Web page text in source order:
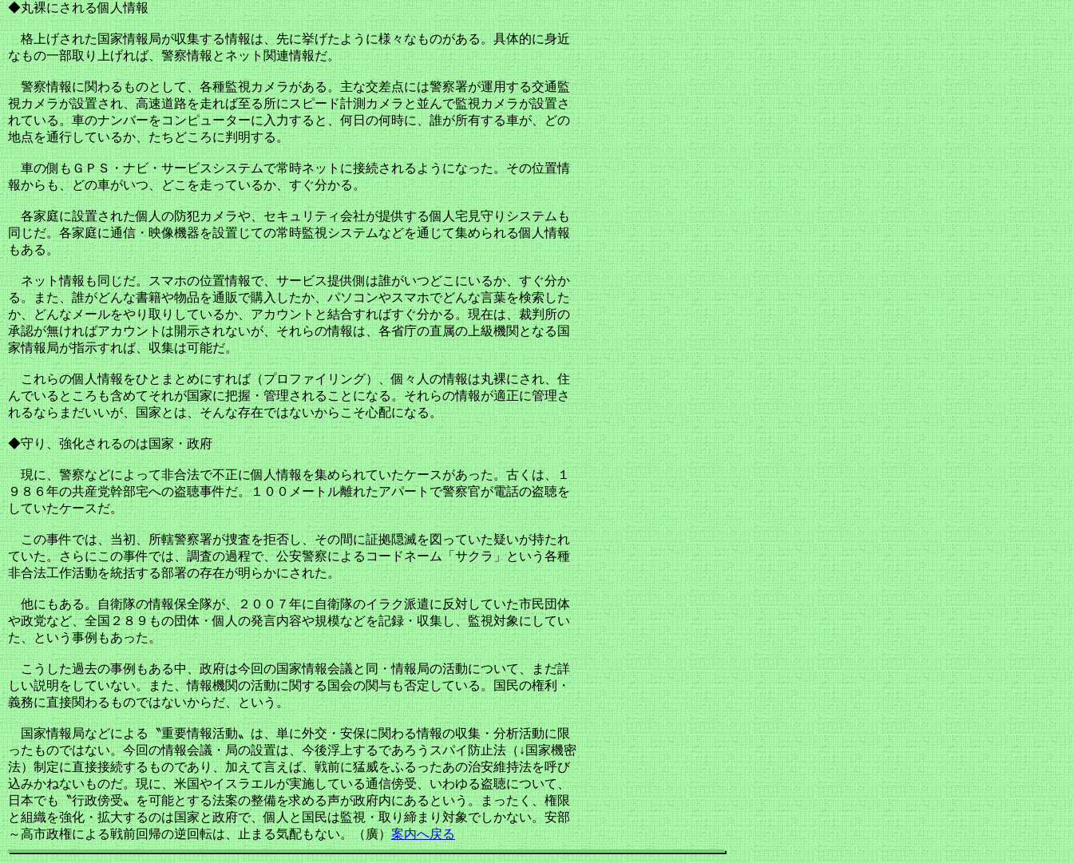
◆丸裸にされる個人情報
格上げされた国家情報局が収集する情報は、先に挙げたように様々なものがある。具体的に身近
なもの一部取り上げれば、警察情報とネット関連情報だ。
警察情報に関わるものとして、各種監視カメラがある。主な交差点には警察署が運用する交通監
視カメラが設置され、高速道路を走れば至る所にスピード計測カメラと並んで監視カメラが設置さ
れている。車のナンバーをコンピューターに入力すると、何日の何時に、誰が所有する車が、どの
地点を通行しているか、たちどころに判明する。
車の側もＧＰＳ・ナビ・サービスシステムで常時ネットに接続されるようになった。その位置情
報からも、どの車がいつ、どこを走っているか、すぐ分かる。
各家庭に設置された個人の防犯カメラや、セキュリティ会社が提供する個人宅見守りシステムも
同じだ。各家庭に通信・映像機器を設置じての常時監視システムなどを通じて集められる個人情報
もある。
ネット情報も同じだ。スマホの位置情報で、サービス提供側は誰がいつどこにいるか、すぐ分か
る。また、誰がどんな書籍や物品を通販で購入したか、パソコンやスマホでどんな言葉を検索した
か、どんなメールをやり取りしているか、アカウントと結合すればすぐ分かる。現在は、裁判所の
承認が無ければアカウントは開示されないが、それらの情報は、各省庁の直属の上級機関となる国
家情報局が指示すれば、収集は可能だ。
これらの個人情報をひとまとめにすれば（プロファイリング）、個々人の情報は丸裸にされ、住
んでいるところも含めてそれが国家に把握・管理されることになる。それらの情報が適正に管理さ
れるならまだいいが、国家とは、そんな存在ではないからこそ心配になる。
◆守り、強化されるのは国家・政府
現に、警察などによって非合法で不正に個人情報を集められていたケースがあった。古くは、１
９８６年の共産党幹部宅への盗聴事件だ。１００メートル離れたアパートで警察官が電話の盗聴を
していたケースだ。
この事件では、当初、所轄警察署が捜査を拒否し、その間に証拠隠滅を図っていた疑いが持たれ
ていた。さらにこの事件では、調査の過程で、公安警察によるコードネーム「サクラ」という各種
非合法工作活動を統括する部署の存在が明らかにされた。
他にもある。自衛隊の情報保全隊が、２００７年に自衛隊のイラク派遣に反対していた市民団体
や政党など、全国２８９もの団体・個人の発言内容や規模などを記録・収集し、監視対象にしてい
た、という事例もあった。
こうした過去の事例もある中、政府は今回の国家情報会議と同・情報局の活動について、まだ詳
しい説明をしていない。また、情報機関の活動に関する国会の関与も否定している。国民の権利・
義務に直接関わるものではないからだ、という。
国家情報局などによる〝重要情報活動〟は、単に外交・安保に関わる情報の収集・分析活動に限
ったものではない。今回の情報会議・局の設置は、今後浮上するであろうスパイ防止法（↓国家機密
法）制定に直接接続するものであり、加えて言えば、戦前に猛威をふるったあの治安維持法を呼び
込みかねないものだ。現に、米国やイスラエルが実施している通信傍受、いわゆる盗聴について、
日本でも〝行政傍受〟を可能とする法案の整備を求める声が政府内にあるという。まったく、権限
と組織を強化・拡大するのは国家と政府で、個人と国民は監視・取り締まり対象でしかない。安部
～高市政権による戦前回帰の逆回転は、止まる気配もない。（廣） 案内へ戻る